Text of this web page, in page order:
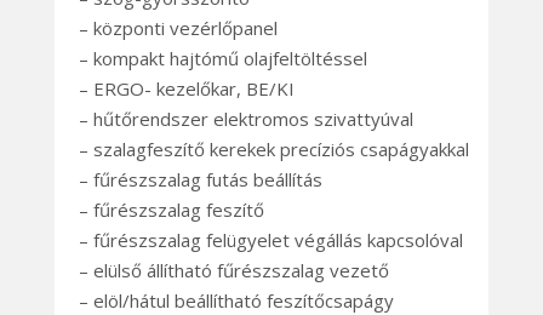
– központi vezérlőpanel
– kompakt hajtómű olajfeltöltéssel
– ERGO- kezelőkar, BE/KI
– hűtőrendszer elektromos szivattyúval
– szalagfeszítő kerekek precíziós csapágyakkal
– fűrészszalag futás beállítás
– fűrészszalag feszítő
– fűrészszalag felügyelet végállás kapcsolóval
– elülső állítható fűrészszalag vezető
– elöl/hátul beállítható feszítőcsapágy